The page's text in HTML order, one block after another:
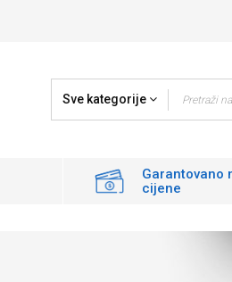
Sve kategorije
Garantovano
cijene